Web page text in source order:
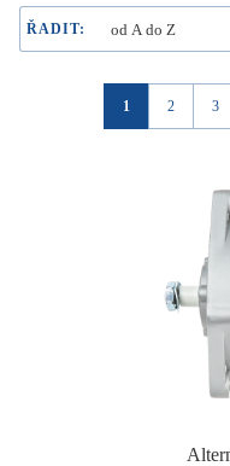
ŘADIT:
1 2 3